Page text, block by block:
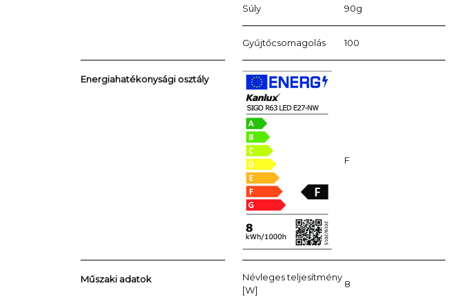
Súly 90g
Gyűjtőcsomagolás 100
Energiahatékonysági osztály
F
Műszaki adatok
Névleges teljesítmény
[W]
8